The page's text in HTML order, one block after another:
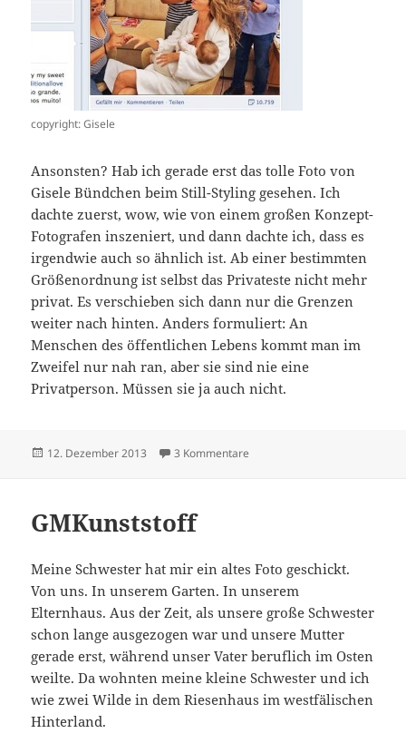
copyright: Gisele
Ansonsten? Hab ich gerade erst das tolle Foto von
Gisele Bündchen beim Still-Styling gesehen. Ich
dachte zuerst, wow, wie von einem großen Konzept-
Fotografen inszeniert, und dann dachte ich, dass es
irgendwie auch so ähnlich ist. Ab einer bestimmten
Größenordnung ist selbst das Privateste nicht mehr
privat. Es verschieben sich dann nur die Grenzen
weiter nach hinten. Anders formuliert: An
Menschen des öffentlichen Lebens kommt man im
Zweifel nur nah ran, aber sie sind nie eine
Privatperson. Müssen sie ja auch nicht.
Veröffentlicht
12. Dezember 2013 3 Kommentare
GMKunststoff
Meine Schwester hat mir ein altes Foto geschickt.
Von uns. In unserem Garten. In unserem
Elternhaus. Aus der Zeit, als unsere große Schwester
schon lange ausgezogen war und unsere Mutter
gerade erst, während unser Vater beruflich im Osten
weilte. Da wohnten meine kleine Schwester und ich
wie zwei Wilde in dem Riesenhaus im westfälischen
Hinterland.